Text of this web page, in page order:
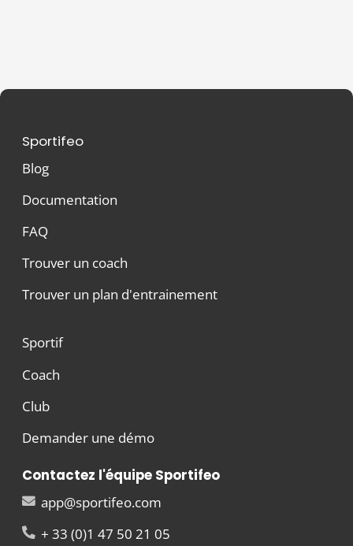
Sportifeo
Blog
Documentation
FAQ
Trouver un coach
Trouver un plan d'entrainement
Sportif
Coach
Club
Demander une démo
Contactez l'équipe Sportifeo
app@sportifeo.com
+ 33 (0)1 47 50 21 05